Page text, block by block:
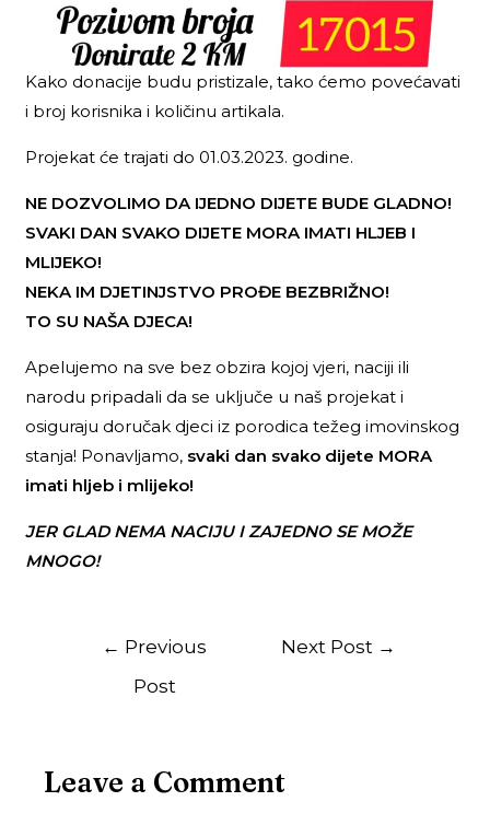
Kako donacije budu pristizale, tako ćemo povećavati
i broj korisnika i količinu artikala.
Projekat će trajati do 01.03.2023. godine.
NE DOZVOLIMO DA IJEDNO DIJETE BUDE GLADNO!
SVAKI DAN SVAKO DIJETE MORA IMATI HLJEB I
MLIJEKO!
NEKA IM DJETINJSTVO PROĐE BEZBRIŽNO!
TO SU NAŠA DJECA!
Apelujemo na sve bez obzira kojoj vjeri, naciji ili
narodu pripadali da se uključe u naš projekat i
osiguraju doručak djeci iz porodica težeg imovinskog
stanja! Ponavljamo, svaki dan svako dijete MORA
imati hljeb i mlijeko!
JER GLAD NEMA NACIJU I ZAJEDNO SE MOŽE
MNOGO!
← Previous
Post
Next Post →
Leave a Comment